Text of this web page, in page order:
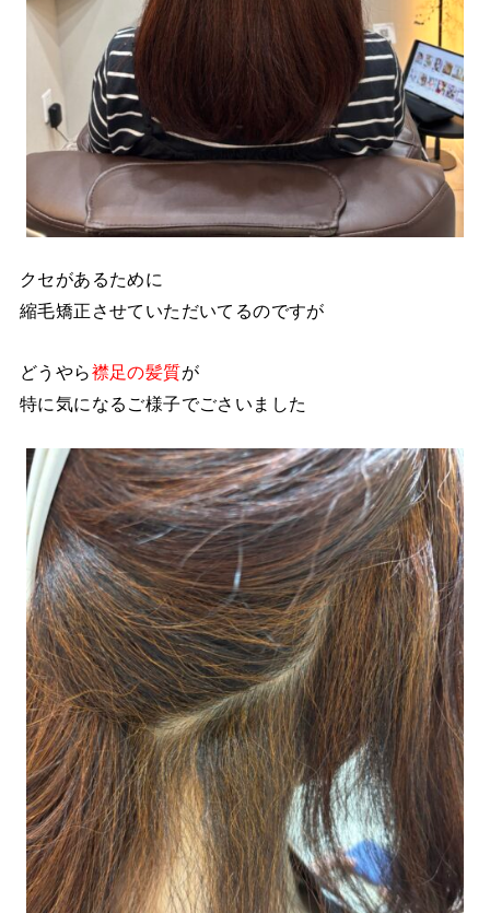
クセがあるために
縮毛矯正させていただいてるのですが
どうやら襟足の髪質が
特に気になるご様子でごさいました